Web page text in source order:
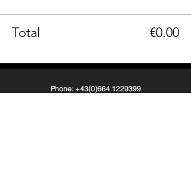
Total €0.00
Phone: +43(0)664 1229399